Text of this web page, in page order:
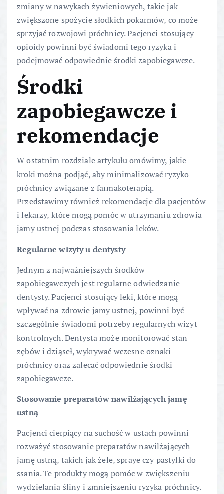
zmiany w nawykach żywieniowych, takie jak
zwiększone spożycie słodkich pokarmów, co może
sprzyjać rozwojowi próchnicy. Pacjenci stosujący
opioidy powinni być świadomi tego ryzyka i
podejmować odpowiednie środki zapobiegawcze.
Środki
zapobiegawcze i
rekomendacje
W ostatnim rozdziale artykułu omówimy, jakie
kroki można podjąć, aby minimalizować ryzyko
próchnicy związane z farmakoterapią.
Przedstawimy również rekomendacje dla pacjentów
i lekarzy, które mogą pomóc w utrzymaniu zdrowia
jamy ustnej podczas stosowania leków.
Regularne wizyty u dentysty
Jednym z najważniejszych środków
zapobiegawczych jest regularne odwiedzanie
dentysty. Pacjenci stosujący leki, które mogą
wpływać na zdrowie jamy ustnej, powinni być
szczególnie świadomi potrzeby regularnych wizyt
kontrolnych. Dentysta może monitorować stan
zębów i dziąseł, wykrywać wczesne oznaki
próchnicy oraz zalecać odpowiednie środki
zapobiegawcze.
Stosowanie preparatów nawilżających jamę
ustną
Pacjenci cierpiący na suchość w ustach powinni
rozważyć stosowanie preparatów nawilżających
jamę ustną, takich jak żele, spraye czy pastylki do
ssania. Te produkty mogą pomóc w zwiększeniu
wydzielania śliny i zmniejszeniu ryzyka próchnicy.